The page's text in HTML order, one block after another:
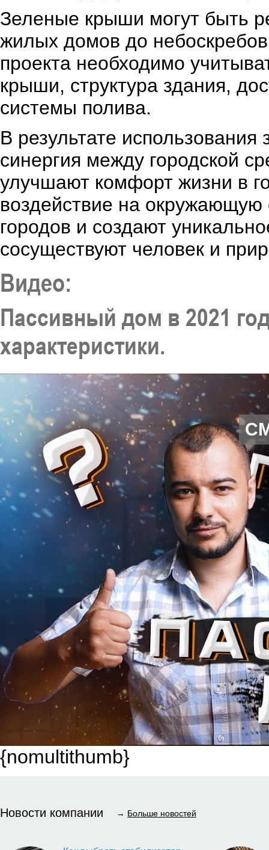
Зеленые крыши могут быть
жилых домов до
проекта необходимо
крыши, структура здания,
системы полива.
В результате
синергия между городской
улучшают комфорт жизни в
воздействие на
городов и создают
сосуществуют человек и
Видео:
Пассивный дом в 2021
характеристики.
{nomultithumb}
Новости компании → Больше новостей